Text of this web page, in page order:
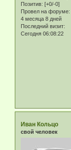
Позитив: [+0/-0]
Провел на форуме:
4 месяца 8 дней
Последний визит:
Сегодня 06:08:22
Иван Кольцо
свой человек